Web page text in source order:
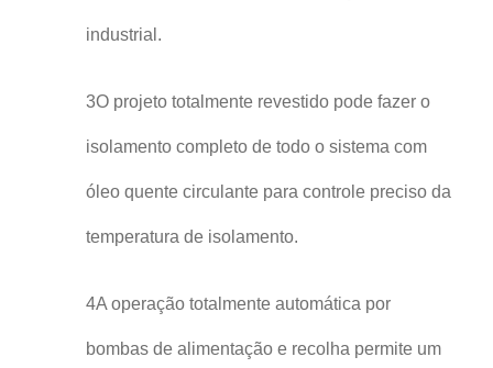
industrial.
3O projeto totalmente revestido pode fazer o
isolamento completo de todo o sistema com
óleo quente circulante para controle preciso da
temperatura de isolamento.
4A operação totalmente automática por
bombas de alimentação e recolha permite um